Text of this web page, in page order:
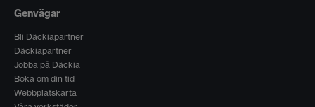
Genvägar
Bli Däckiapartner
Däckiapartner
Jobba på Däckia
Boka om din tid
Webbplatskarta